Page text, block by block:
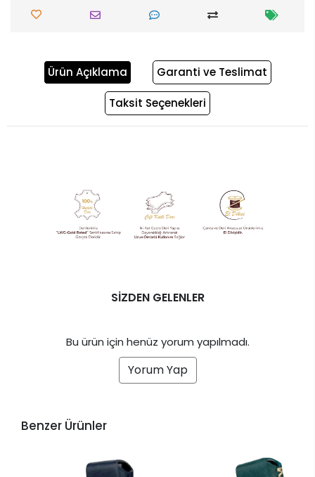
Ürün Açıklama Garanti ve Teslimat
Taksit Seçenekleri
SİZDEN GELENLER
Bu ürün için henüz yorum yapılmadı.
Yorum Yap
Benzer Ürünler